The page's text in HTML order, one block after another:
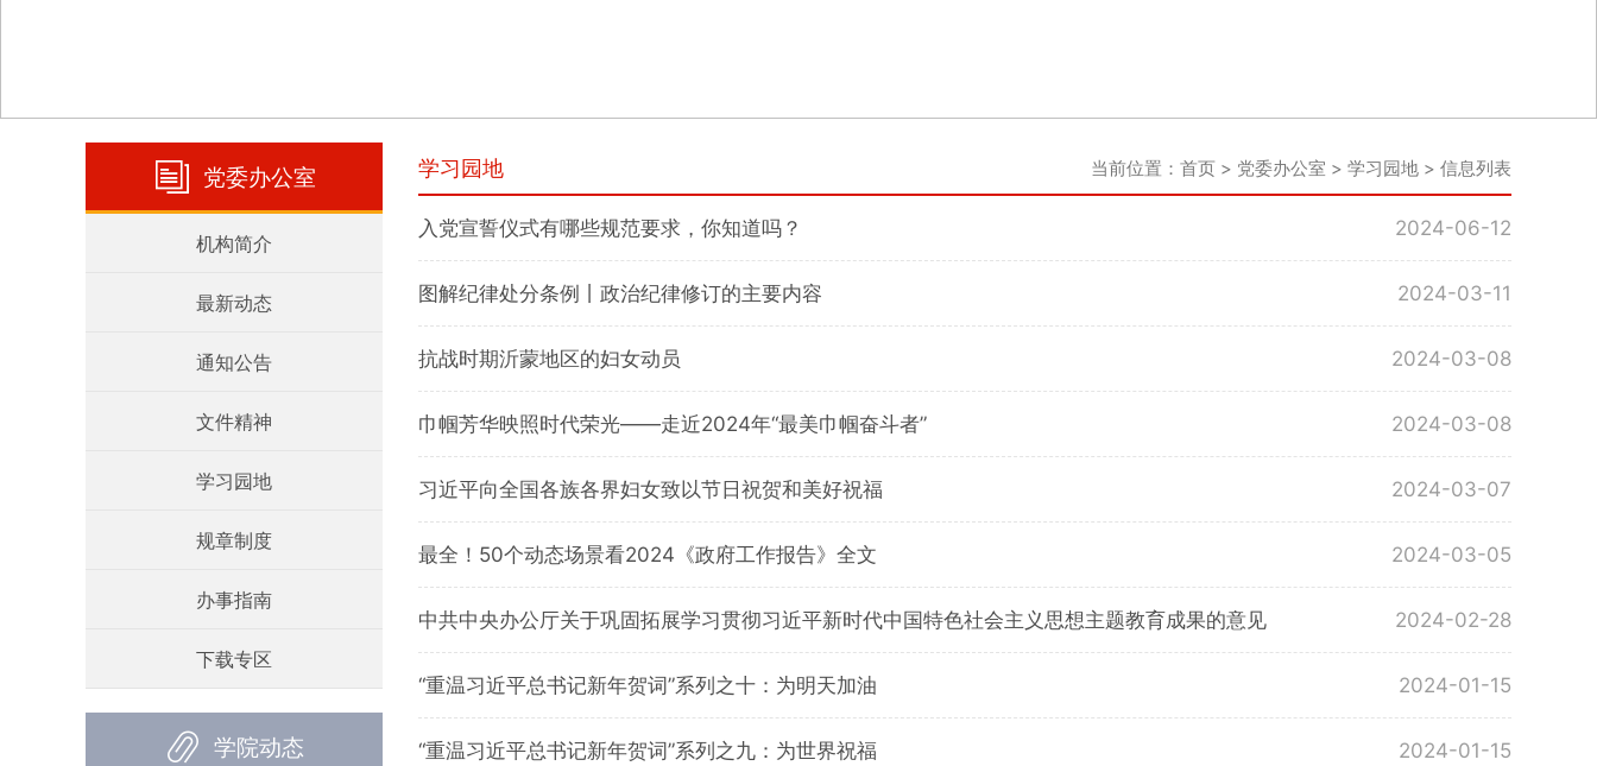
党委办公室
机构简介
最新动态
通知公告
文件精神
学习园地
规章制度
办事指南
下载专区
学院动态
学习园地 当前位置： 首页 > 党委办公室 > 学习园地 > 信息列表
入党宣誓仪式有哪些规范要求，你知道吗？ 2024-06-12
图解纪律处分条例丨政治纪律修订的主要内容 2024-03-11
抗战时期沂蒙地区的妇女动员 2024-03-08
巾帼芳华映照时代荣光——走近2024年“最美巾帼奋斗者” 2024-03-08
习近平向全国各族各界妇女致以节日祝贺和美好祝福 2024-03-07
最全！50个动态场景看2024《政府工作报告》全文 2024-03-05
中共中央办公厅关于巩固拓展学习贯彻习近平新时代中国特色社会主义思想主题教育成果的意见 2024-02-28
“重温习近平总书记新年贺词”系列之十：为明天加油 2024-01-15
“重温习近平总书记新年贺词”系列之九：为世界祝福 2024-01-15